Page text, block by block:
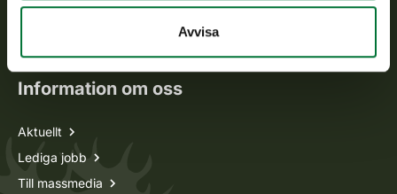
Avvisa
Oma riista -tjänsten
Ansökan om licenser och dispenser
Information om oss
Aktuellt
Lediga jobb
Till massmedia